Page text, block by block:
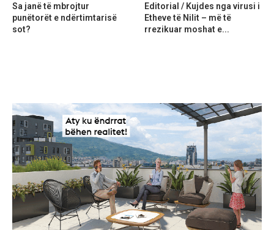
Sa janë të mbrojtur
punëtorët e ndërtimtarisë
sot?
Editorial / Kujdes nga virusi i
Etheve të Nilit – më të
rrezikuar moshat e...